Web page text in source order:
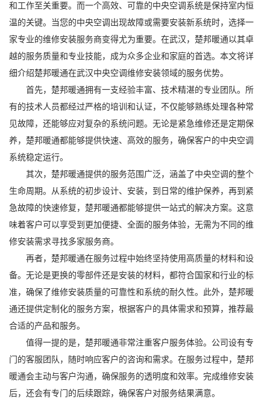
和工作至关重要。而一个高效、可靠的中央空调系统是保持室内恒
温的关键。当您的中央空调出现故障或需要安装新系统时，选择一
家专业的维修安装服务商变得尤为重要。在武汉，楚邦暖通以其卓
越的服务质量和专业技能，成为众多企业和家庭的首选。本文将详
细介绍楚邦暖通在武汉中央空调维修安装领域的服务优势。
首先，楚邦暖通拥有一支经验丰富、技术精湛的专业团队。所
有的技术人员都经过严格的培训和认证，不仅能够熟练处理各种常
见故障，还能够应对复杂的系统问题。无论是紧急维修还是定期保
养，楚邦暖通都能够提供快速、高效的服务，确保客户的中央空调
系统稳定运行。
其次，楚邦暖通提供的服务范围广泛，涵盖了中央空调的整个
生命周期。从系统的初步设计、安装，到日常的维护保养，再到紧
急故障的快速修复，楚邦暖通都能够提供一站式的解决方案。这意
味着客户可以享受到更加便捷、全面的服务体验，无需为不同的维
修安装需求寻找多家服务商。
再者，楚邦暖通在服务过程中始终坚持使用高质量的材料和设
备。无论是更换的零部件还是安装的材料，都符合国家和行业的标
准，确保了维修安装质量的可靠性和系统的耐久性。此外，楚邦暖
通还提供定制化的服务方案，根据客户的具体需求和预算，推荐最
合适的产品和服务。
值得一提的是，楚邦暖通非常注重客户服务体验。公司设有专
门的客服团队，随时响应客户的咨询和需求。在服务过程中，楚邦
暖通会主动与客户沟通，确保服务的透明度和效率。完成维修安装
后，还会有专门的后续跟踪，确保客户对服务结果满意。